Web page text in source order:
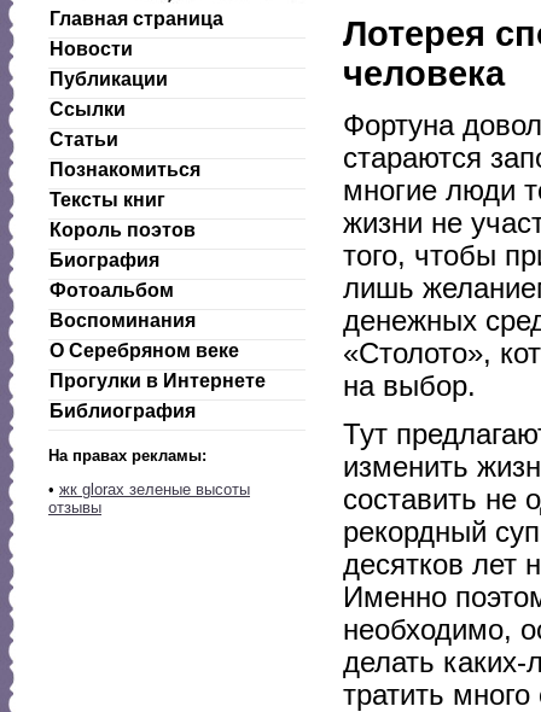
Главная страница
Новости
Публикации
Ссылки
Статьи
Познакомиться
Тексты книг
Король поэтов
Биография
Фотоальбом
Воспоминания
О Серебряном веке
Прогулки в Интернете
Библиография
На правах рекламы:
• жк glorax зеленые высоты
отзывы
Лотерея
человека
Фортуна
стараются
многие люди
жизни не
того, чтобы
лишь
денежных
«Столото»,
на выбор.
Тут
изменить
составить не
рекордный
десятков лет
Именно
необходимо,
делать
тратить